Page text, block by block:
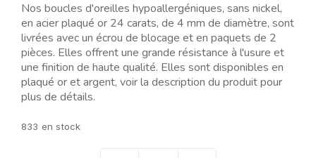
2.00€.
1.60€.
Nos boucles d'oreilles hypoallergéniques, sans nickel,
en acier plaqué or 24 carats, de 4 mm de diamètre, sont
livrées avec un écrou de blocage et en paquets de 2
pièces. Elles offrent une grande résistance à l'usure et
une finition de haute qualité. Elles sont disponibles en
plaqué or et argent, voir la description du produit pour
plus de détails.
833 en stock